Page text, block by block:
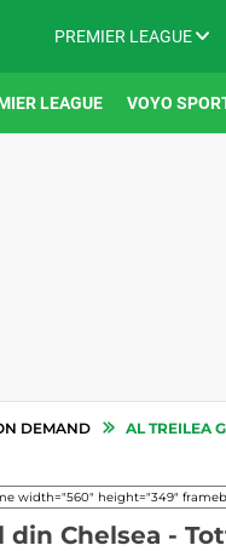
PREMIER LEAGUE
LEAGUE VOYO
DEMAND AL TREILEA
Chelsea -